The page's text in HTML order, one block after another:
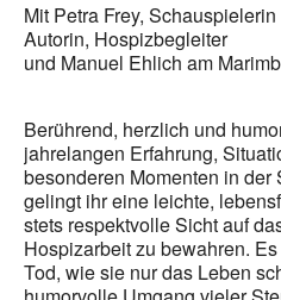
Mit Petra Frey, Schauspielerin
Autorin, Hospizbegleiter
und Manuel Ehlich am
Berührend, herzlich und
jahrelangen Erfahrung,
besonderen Momenten in der
gelingt ihr eine leichte,
stets respektvolle Sicht auf
Hospizarbeit zu bewahren.
Tod, wie sie nur das Leben